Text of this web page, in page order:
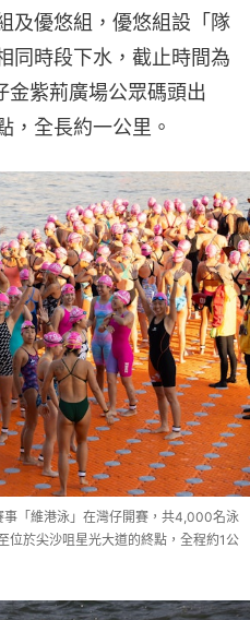
及優悠組，優悠組設「隊
同時段下水，截止時間為
紫荊廣場公眾碼頭出
，全長約一公里。
「維港泳」在灣仔開賽，共4,000名泳
位於尖沙咀星光大道的終點，全程約1公